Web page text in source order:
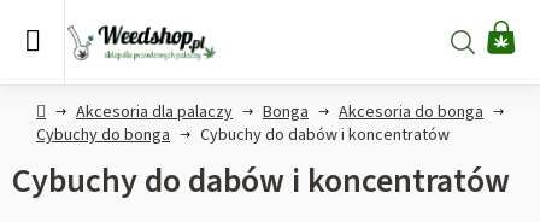
Szukaj
HomeAkcesoria dla palaczy Bonga
Akcesoria do bonga
Cybuchy do bonga
Cybuchy do dabów i koncentratów
Cybuchy do dabów i koncentratów